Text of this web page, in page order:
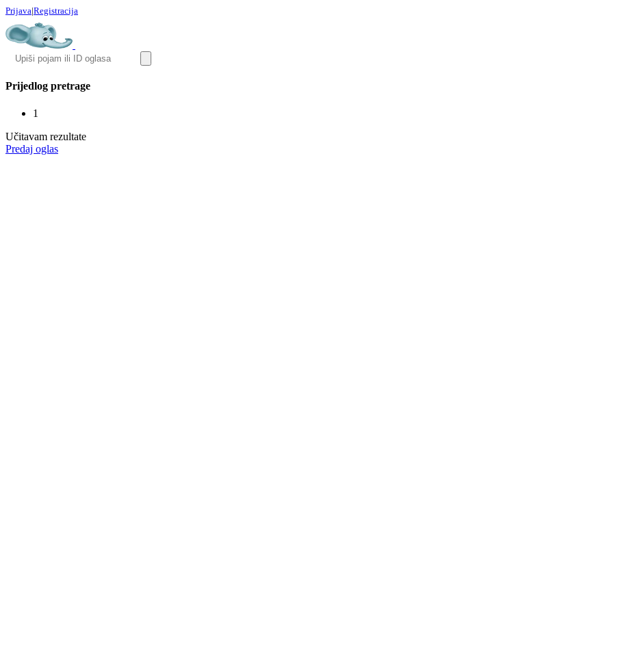
Prijava|Registracija
Prijedlog pretrage
1
Učitavam rezultate
Predaj oglas